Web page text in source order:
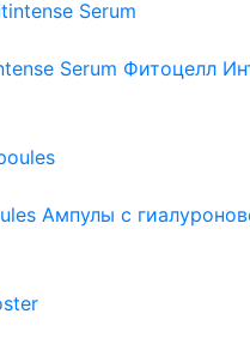
Serum Фитоцелл
Ампулы с